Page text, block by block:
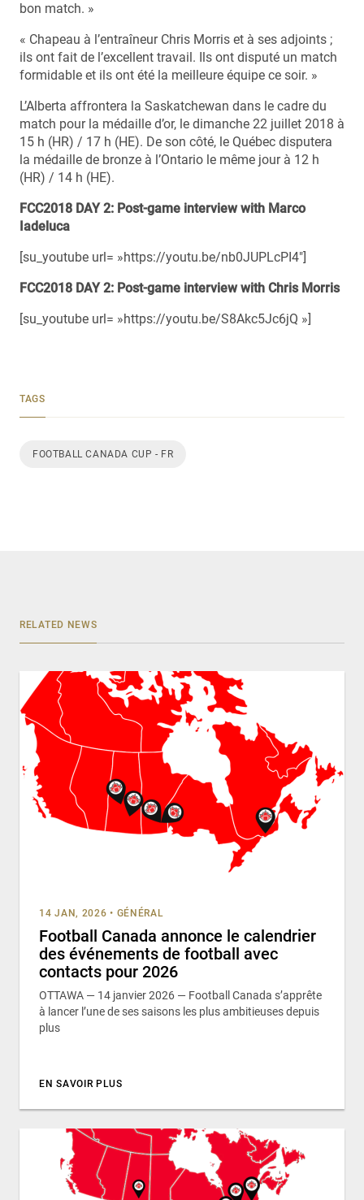
bon match. »
« Chapeau à l’entraîneur Chris Morris et à ses adjoints ;
ils ont fait de l’excellent travail. Ils ont disputé un match
formidable et ils ont été la meilleure équipe ce soir. »
L’Alberta affrontera la Saskatchewan dans le cadre du
match pour la médaille d’or, le dimanche 22 juillet 2018 à
15 h (HR) / 17 h (HE). De son côté, le Québec disputera
la médaille de bronze à l’Ontario le même jour à 12 h
(HR) / 14 h (HE).
FCC2018 DAY 2: Post-game interview with Marco
Iadeluca
[su_youtube url= »https://youtu.be/nb0JUPLcPI4″]
FCC2018 DAY 2: Post-game interview with Chris Morris
[su_youtube url= »https://youtu.be/S8Akc5Jc6jQ »]
TAGS
FOOTBALL CANADA CUP - FR
RELATED NEWS
14 JAN, 2026 • GÉNÉRAL
Football Canada annonce le calendrier
des événements de football avec
contacts pour 2026
OTTAWA — 14 janvier 2026 — Football Canada s’apprête
à lancer l’une de ses saisons les plus ambitieuses depuis
plus
EN SAVOIR PLUS